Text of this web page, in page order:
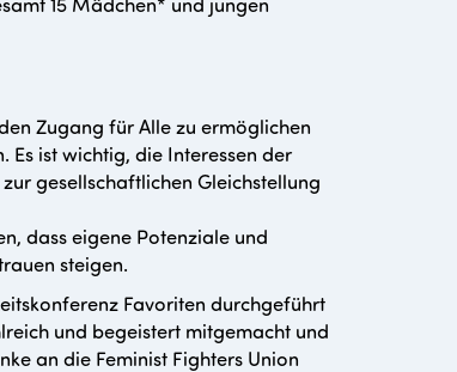
Zugang für Alle zu ermöglichen
ist wichtig, die Interessen der
gesellschaftlichen Gleichstellung
dass eigene Potenziale und
steigen.
Favoriten durchgeführt
und begeistert mitgemacht und
an die Feminist Fighters Union